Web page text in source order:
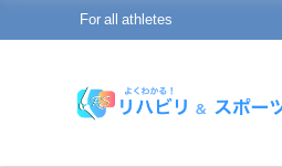
For all athletes